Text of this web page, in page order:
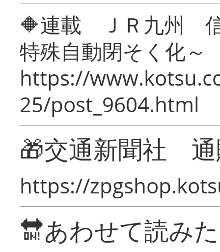
🔶連載 ＪＲ九州 信
特殊自動閉そく化～
https://
25/post_9604.html
🎁交通新聞社
https://
🔛あわせて読み